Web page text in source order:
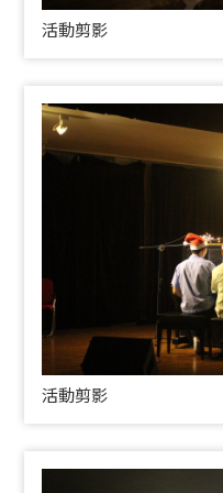
活動剪影
活動剪影